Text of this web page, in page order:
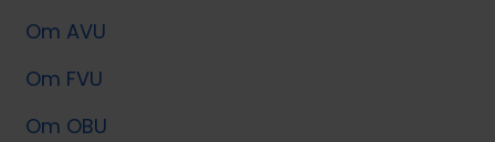
Om AVU
Om FVU
Om OBU